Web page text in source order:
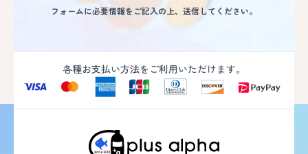
フォームに必要情報をご記入の上、送信してください。
各種お支払い方法をご利用いただけます。